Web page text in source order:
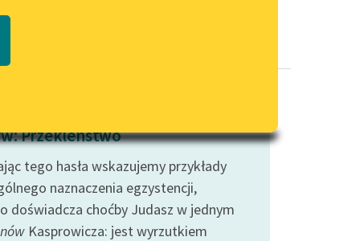
PDF
wrażliwych
Deklaracja dostępności
Przekleństwo
tego hasła wskazujemy przykłady
naznaczenia egzystencji,
doświadcza choćby Judasz w jednym
Kasprowicza: jest wyrzutkiem